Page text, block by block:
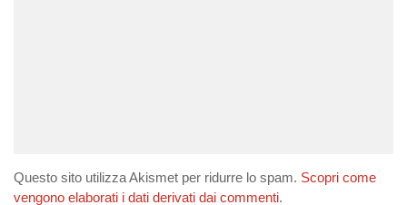
Questo sito utilizza Akismet per ridurre lo spam. Scopri come
vengono elaborati i dati derivati dai commenti.